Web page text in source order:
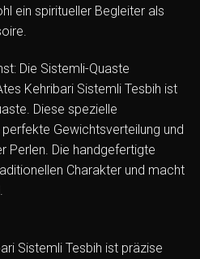
ein spiritueller Begleiter als
Die Sistemli-Quaste
Kehribari Sistemli Tesbih ist
Diese spezielle
Gewichtsverteilung und
Perlen. Die handgefertigte
Charakter und macht
Sistemli Tesbih ist präzise